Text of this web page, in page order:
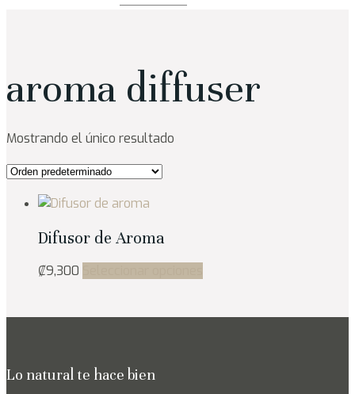
aroma diffuser
Mostrando el único resultado
Difusor de Aroma
₡9,300
Lo natural te hace bien